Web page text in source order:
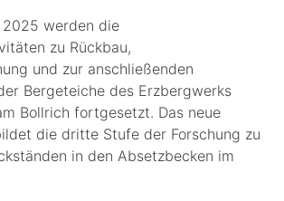
werden die
zu Rückbau,
und zur anschließenden
Bergeteiche des Erzbergwerks
Bollrich fortgesetzt. Das neue
die dritte Stufe der Forschung zu
in den Absetzbecken im